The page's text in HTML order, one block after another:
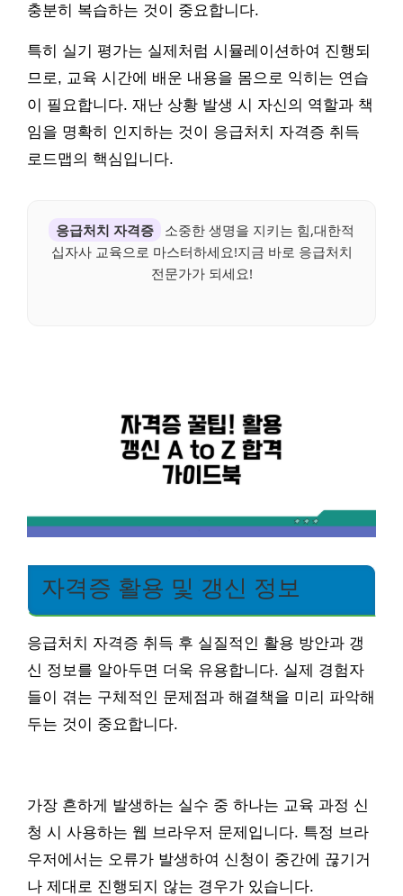
충분히 복습하는 것이 중요합니다.
특히 실기 평가는 실제처럼 시뮬레이션하여 진행되
므로, 교육 시간에 배운 내용을 몸으로 익히는 연습
이 필요합니다. 재난 상황 발생 시 자신의 역할과 책
임을 명확히 인지하는 것이 응급처치 자격증 취득
로드맵의 핵심입니다.
응급처치 자격증
소중한 생명을 지키는 힘,대한적
십자사 교육으로 마스터하세요!지금 바로 응급처치
전문가가 되세요!
자격증 활용 및 갱신 정보
응급처치 자격증 취득 후 실질적인 활용 방안과 갱
신 정보를 알아두면 더욱 유용합니다. 실제 경험자
들이 겪는 구체적인 문제점과 해결책을 미리 파악해
두는 것이 중요합니다.
가장 흔하게 발생하는 실수 중 하나는 교육 과정 신
청 시 사용하는 웹 브라우저 문제입니다. 특정 브라
우저에서는 오류가 발생하여 신청이 중간에 끊기거
나 제대로 진행되지 않는 경우가 있습니다.